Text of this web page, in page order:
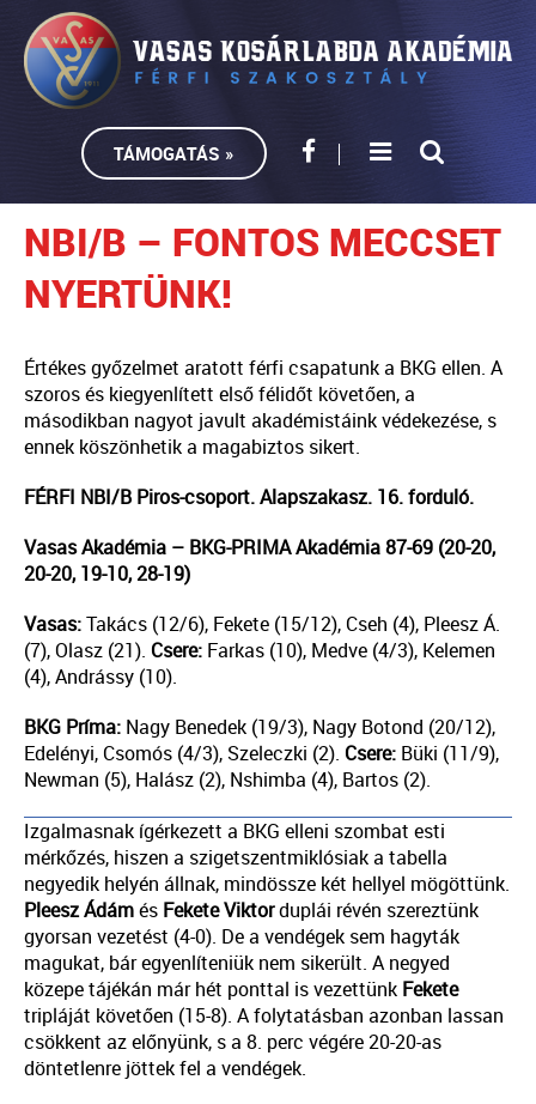
TÁMOGATÁS »
NBI/B – FONTOS MECCSET
NYERTÜNK!
Értékes győzelmet aratott férfi csapatunk a BKG ellen. A
szoros és kiegyenlített első félidőt követően, a
másodikban nagyot javult akadémistáink védekezése, s
ennek köszönhetik a magabiztos sikert.
FÉRFI NBI/B Piros-csoport. Alapszakasz. 16. forduló.
Vasas Akadémia – BKG-PRIMA Akadémia 87-69 (20-20,
20-20, 19-10, 28-19)
Vasas:Takács (12/6), Fekete (15/12), Cseh (4), Pleesz Á.
(7), Olasz (21). Csere: Farkas (10), Medve (4/3), Kelemen
(4), Andrássy (10).
BKG Príma: Nagy Benedek (19/3), Nagy Botond (20/12),
Edelényi, Csomós (4/3), Szeleczki (2). Csere: Büki (11/9),
Newman (5), Halász (2), Nshimba (4), Bartos (2).
Izgalmasnak ígérkezett a BKG elleni szombat esti
mérkőzés, hiszen a szigetszentmiklósiak a tabella
negyedik helyén állnak, mindössze két hellyel mögöttünk.
Pleesz Ádámés Fekete Viktorduplái révén szereztünk
gyorsan vezetést (4-0). De a vendégek sem hagyták
magukat, bár egyenlíteniük nem sikerült. A negyed
közepe tájékán már hét ponttal is vezettünk Fekete
tripláját követően (15-8). A folytatásban azonban lassan
csökkent az előnyünk, s a 8. perc végére 20-20-as
döntetlenre jöttek fel a vendégek.